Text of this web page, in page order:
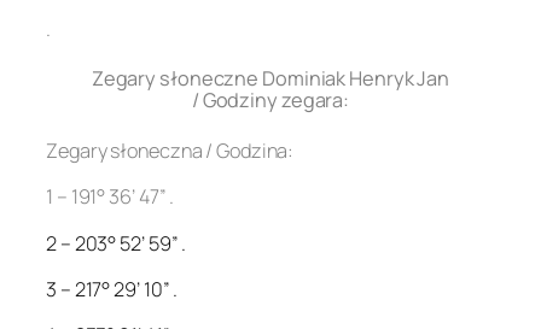
.
Zegary słoneczne Dominiak Henryk Jan
/ Godziny zegara:
Zegary słoneczna / Godzina:
1 – 191° 36’ 47” .
2 – 203° 52’ 59” .
3 – 217° 29’ 10” .